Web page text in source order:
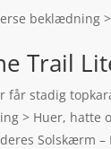
beklædning
Trail
får stadig
> Huer, hatte
Solskærm